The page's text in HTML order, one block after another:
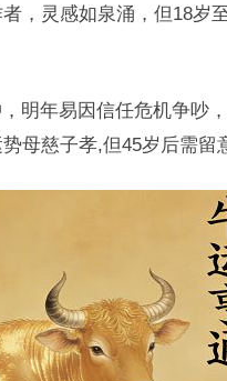
，灵感如泉涌，但18岁
明年易因信任危机争吵
母慈子孝,但45岁后需留